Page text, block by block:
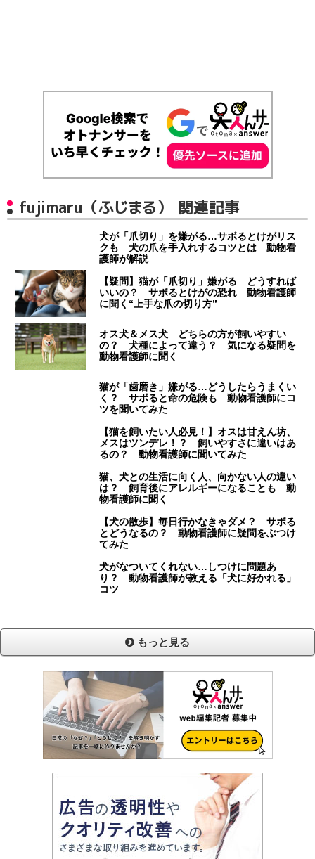
fujimaru（ふじまる） 関連記事
犬が「爪切り」を嫌がる…サボるとけがリス
クも 犬の爪を手入れするコツとは 動物看
護師が解説
【疑問】猫が「爪切り」嫌がる どうすれば
いいの？ サボるとけがの恐れ 動物看護師
に聞く“上手な爪の切り方”
オス犬＆メス犬 どちらの方が飼いやすい
の？ 犬種によって違う？ 気になる疑問を
動物看護師に聞く
猫が「歯磨き」嫌がる…どうしたらうまくい
く？ サボると命の危険も 動物看護師にコ
ツを聞いてみた
【猫を飼いたい人必見！】オスは甘えん坊、
メスはツンデレ！？ 飼いやすさに違いはあ
るの？ 動物看護師に聞いてみた
猫、犬との生活に向く人、向かない人の違い
は？ 飼育後にアレルギーになることも 動
物看護師に聞く
【犬の散歩】毎日行かなきゃダメ？ サボる
とどうなるの？ 動物看護師に疑問をぶつけ
てみた
犬がなついてくれない…しつけに問題あ
り？ 動物看護師が教える「犬に好かれる」
コツ
もっと見る